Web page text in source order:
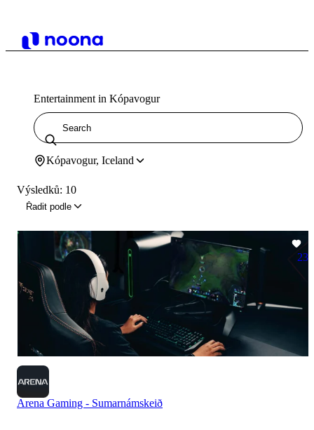
Entertainment in Kópavogur
Kópavogur, Iceland
Výsledků: 10
Řadit podle
23
Arena Gaming - Sumarnámskeið